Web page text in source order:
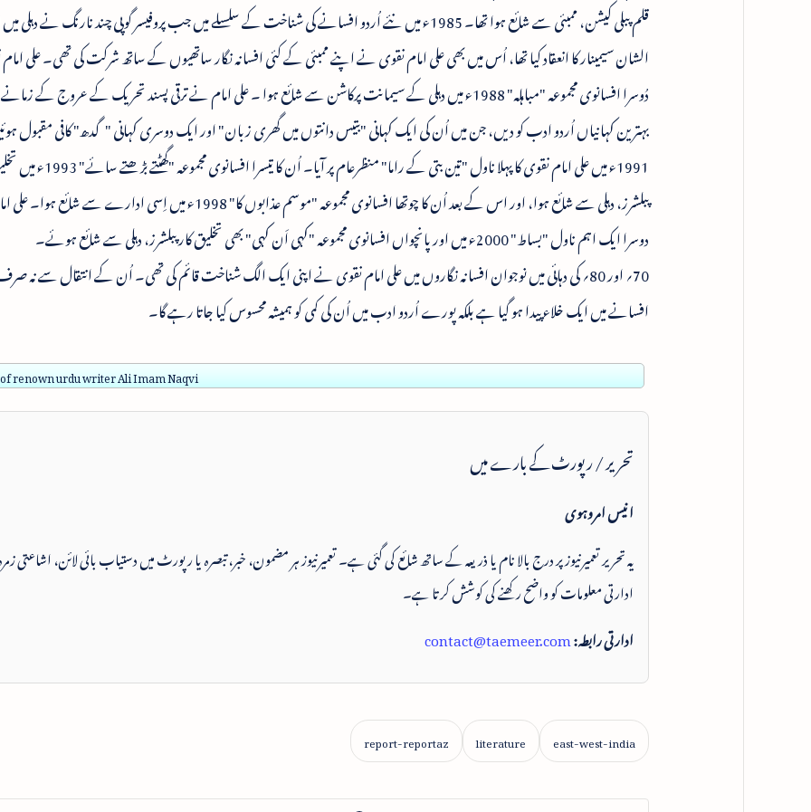
قلم پبلی کیشن، ممبئی سے شائع ہوا تھا۔ 1985ء میں نئے اُردو افسانے کی شناخت کے سلسلے میں جب پروفیسر گوپی چند نارنگ نے
الشان سیمینار کا انعقاد کیا تھا، اُس میں بھی علی امام نقوی نے اپنے ممبئی کے کئی افسانہ نگار ساتھیوں کے ساتھ شرکت کی تھی۔ علی
دُوسرا افسانوی مجموعہ "مباہلہ" 1988ء میں دہلی کے سیمانت پرکاشن سے شائع ہوا ۔ علی امام نے ترقی پسند تحریک کے عروج کے
بہترین کہانیاں اُردو ادب کو دیں، جن میں اُن کی ایک کہانی "بتیس دانتوں میں گھری زبان" اور ایک دوسری کہانی "گدھ" کافی مقبول
1991ء میں علی امام نقوی کا پہلا ناول "تین بتی کے راما" منظرعام پر
پبلشرز، دہلی سے شائع ہوا، اور اس کے بعد اُن کا چوتھا افسانوی مجموعہ "موسم عذابوں کا" 1998ء میں اِسی
دوسرا ایک اہم ناول "بساط" 2000ء میں اور پانچواں افسانوی مجموعہ "کہی اَن کہی" بھی تخلیق کار پبلشرز، دہلی سے شائع ہوئے۔
70؍ اور 80؍ کی دہائی میں نوجوان افسانہ نگاروں میں علی امام نقوی نے اپنی ایک الگ شناخت قائم کی تھی۔ اُن کے انتقال سے نہ
افسانے میں ایک خلاء پیدا ہو گیا ہے بلکہ پورے اُردو ادب میں اُن کی کمی کو ہمیشہ محسوس کیا جاتا رہے گا۔
renown urdu writer Ali Imam Naqvi
تحریر / رپورٹ کے بارے میں
انیس امروہوی
یہ تحریر تعمیرنیوز پر درج بالا نام یا ذریعہ کے ساتھ شائع کی گئی ہے۔ تعمیرنیوز ہر مضمون، خبر، تبصرہ یا رپورٹ میں دستیاب بائی لائن، اشاعتی
ادارتی معلومات کو واضح رکھنے کی کوشش کرتا ہے۔
ادارتی رابطہ:contact@taemeer.com